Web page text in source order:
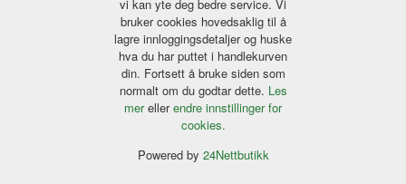
vi kan yte deg bedre service. Vi
bruker cookies hovedsaklig til å
lagre innloggingsdetaljer og huske
hva du har puttet i handlekurven
din. Fortsett å bruke siden som
normalt om du godtar dette. Les
merellerendre innstillinger for
cookies.
Powered by 24Nettbutikk